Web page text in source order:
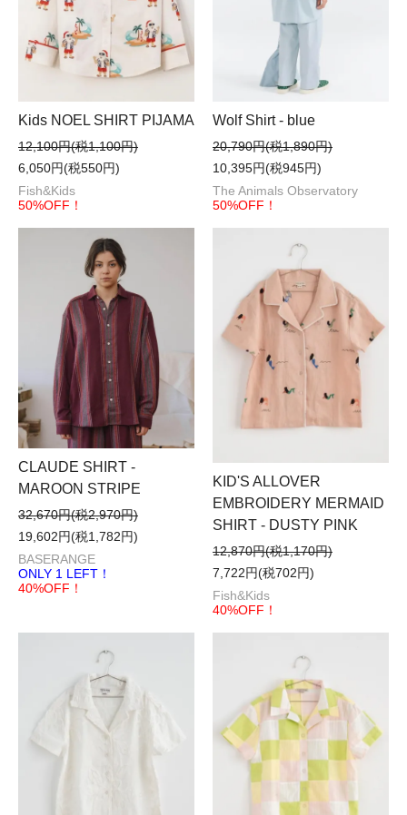
Kids NOEL SHIRT PIJAMA
12,100円(税1,100円)
6,050円(税550円)
Fish&Kids
50%OFF！
Wolf Shirt - blue
20,790円(税1,890円)
10,395円(税945円)
The Animals Observatory
50%OFF！
CLAUDE SHIRT -
MAROON STRIPE
32,670円(税2,970円)
19,602円(税1,782円)
BASERANGE
ONLY 1 LEFT！
40%OFF！
KID'S ALLOVER
EMBROIDERY MERMAID
SHIRT - DUSTY PINK
12,870円(税1,170円)
7,722円(税702円)
Fish&Kids
40%OFF！